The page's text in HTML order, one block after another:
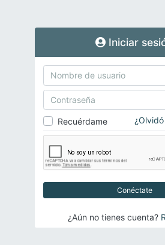
Iniciar
Recuérdame
Conéctate
¿Aún no tienes cuenta?